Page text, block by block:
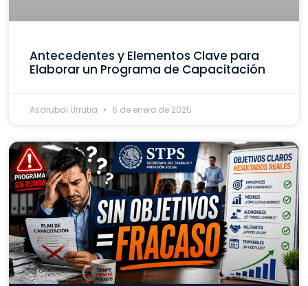
Antecedentes y Elementos Clave para
Elaborar un Programa de Capacitación
Asdrubal Urrutia 6 de enero de 2025